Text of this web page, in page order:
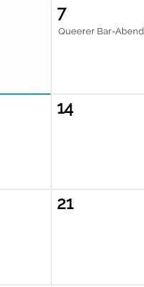
7
Queerer Bar-Abend
14
21